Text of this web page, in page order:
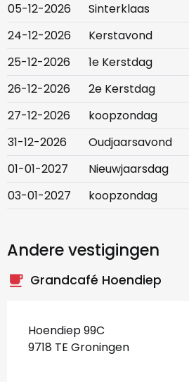
Andere vestigingen
local_cafe Grandcafé Hoendiep
Hoendiep 99C
9718 TE Groningen
05-12-2026
Sinterklaas
24-12-2026
Kerstavond
25-12-2026
1e Kerstdag
26-12-2026
2e Kerstdag
27-12-2026
koopzondag
31-12-2026
Oudjaarsavond
01-01-2027
Nieuwjaarsdag
03-01-2027
koopzondag